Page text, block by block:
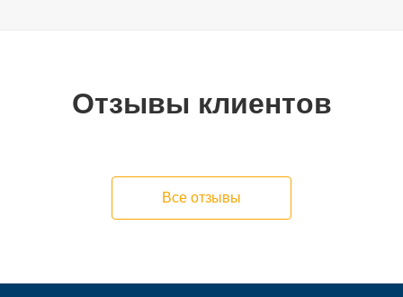
Отзывы клиентов
Все отзывы